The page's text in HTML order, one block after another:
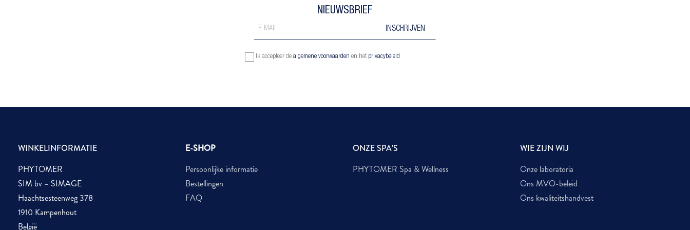
NIEUWSBRIEF
Ik accepteer dealgemene voorwaarden en het privacybeleid
WINKELINFORMATIE
PHYTOMER
SIM bv – SIMAGE
Haachtsesteenweg 378
1910 Kampenhout
België
E-SHOP
Persoonlijke informatie
Bestellingen
FAQ
ONZE SPA’S
PHYTOMER Spa & Wellness
WIE ZIJN WIJ
Onze laboratoria
Ons MVO-beleid
Ons kwaliteitshandvest